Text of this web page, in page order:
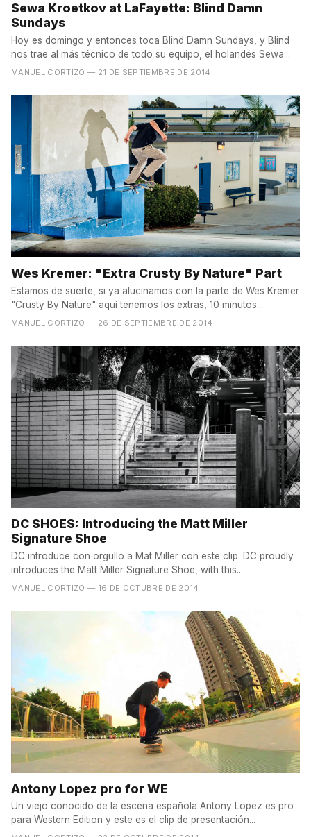
Sewa Kroetkov at LaFayette: Blind Damn
Sundays
Hoy es domingo y entonces toca Blind Damn Sundays, y Blind
nos trae al más técnico de todo su equipo, el holandés Sewa...
MANUEL CORTIZO — 21 DE SEPTIEMBRE DE 2014
Wes Kremer: "Extra Crusty By Nature" Part
Estamos de suerte, si ya alucinamos con la parte de Wes Kremer
"Crusty By Nature" aquí tenemos los extras, 10 minutos...
MANUEL CORTIZO — 26 DE SEPTIEMBRE DE 2014
DC SHOES: Introducing the Matt Miller
Signature Shoe
DC introduce con orgullo a Mat Miller con este clip. DC proudly
introduces the Matt Miller Signature Shoe, with this...
MANUEL CORTIZO — 16 DE OCTUBRE DE 2014
Antony Lopez pro for WE
Un viejo conocido de la escena española Antony Lopez es pro
para Western Edition y este es el clip de presentación...